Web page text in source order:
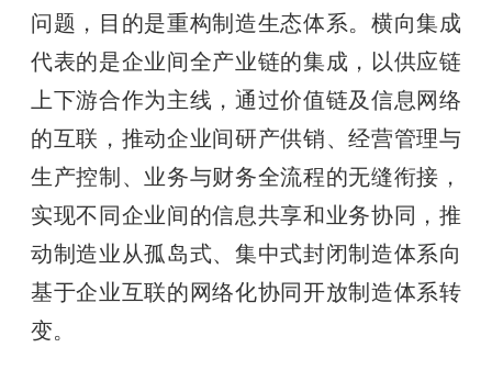
问题，目的是重构制造生态体系。横向集成
代表的是企业间全产业链的集成，以供应链
上下游合作为主线，通过价值链及信息网络
的互联，推动企业间研产供销、经营管理与
生产控制、业务与财务全流程的无缝衔接，
实现不同企业间的信息共享和业务协同，推
动制造业从孤岛式、集中式封闭制造体系向
基于企业互联的网络化协同开放制造体系转
变。